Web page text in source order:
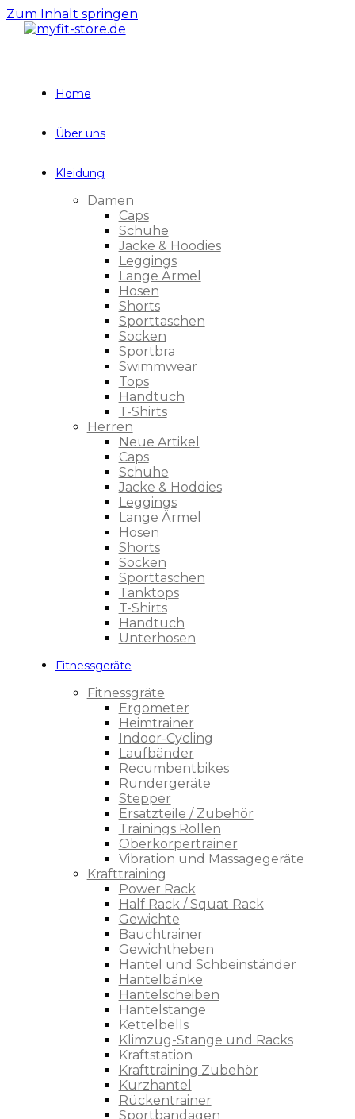
Zum Inhalt springen
Home
Über uns
Kleidung
Damen
Caps
Schuhe
Jacke & Hoodies
Leggings
Lange Ärmel
Hosen
Shorts
Sporttaschen
Socken
Sportbra
Swimmwear
Tops
Handtuch
T-Shirts
Herren
Neue Artikel
Caps
Schuhe
Jacke & Hoddies
Leggings
Lange Ärmel
Hosen
Shorts
Socken
Sporttaschen
Tanktops
T-Shirts
Handtuch
Unterhosen
Fitnessgeräte
Fitnessgräte
Ergometer
Heimtrainer
Indoor-Cycling
Laufbänder
Recumbentbikes
Rundergeräte
Stepper
Ersatzteile / Zubehör
Trainings Rollen
Oberkörpertrainer
Vibration und Massagegeräte
Krafttraining
Power Rack
Half Rack / Squat Rack
Gewichte
Bauchtrainer
Gewichtheben
Hantel und Schbeinständer
Hantelbänke
Hantelscheiben
Hantelstange
Kettelbells
Klimzug-Stange und Racks
Kraftstation
Krafttraining Zubehör
Kurzhantel
Rückentrainer
Sportbandagen